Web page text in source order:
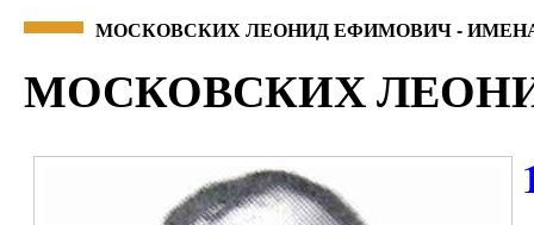
МОСКОВСКИХ ЛЕОНИД ЕФИМОВИЧ -
МОСКОВСКИХ